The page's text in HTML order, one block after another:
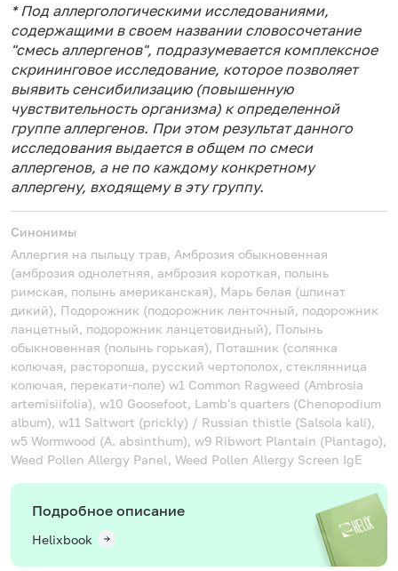
* Под аллергологическими исследованиями,
содержащими в своем названии словосочетание
"смесь аллергенов", подразумевается комплексное
скрининговое исследование, которое позволяет
выявить сенсибилизацию (повышенную
чувствительность организма) к определенной
группе аллергенов. При этом результат данного
исследования выдается в общем по смеси
аллергенов, а не по каждому конкретному
аллергену, входящему в эту группу.
Синонимы
Аллергия на пыльцу трав, Амброзия обыкновенная
(амброзия однолетняя, амброзия короткая, полынь
римская, полынь американская), Марь белая (шпинат
дикий), Подорожник (подорожник ленточный, подорожник
ланцетный, подорожник ланцетовидный), Полынь
обыкновенная (полынь горькая), Поташник (солянка
колючая, расторопша, русский чертополох, стеклянница
колючая, перекати-поле) w1 Common Ragweed (Ambrosia
artemisiifolia), w10 Goosefoot, Lamb's quarters (Chenopodium
album), w11 Saltwort (prickly) / Russian thistle (Salsola kali),
w5 Wormwood (A. absinthum), w9 Ribwort Plantain (Plantago),
Weed Pollen Allergy Panel, Weed Pollen Allergy Screen IgE
Подробное описание
Helixbook